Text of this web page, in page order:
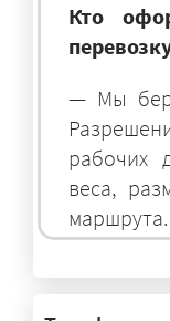
Кто
— Мы
рабочих
веса,
маршрута.